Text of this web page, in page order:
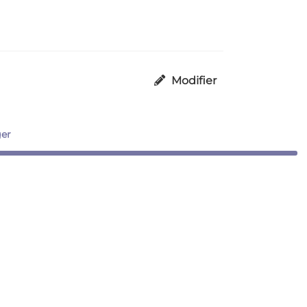
Modifier